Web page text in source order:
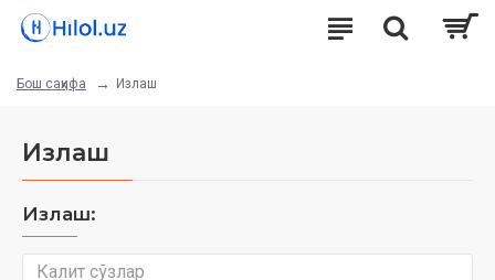
Бош саҳифа Излаш
Излаш
Излаш: